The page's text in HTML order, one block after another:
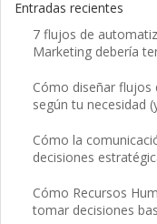
Entradas recientes
7 flujos de
Marketing debería
Cómo diseñar
según tu necesidad
Cómo la
decisiones
Cómo Recursos
tomar decisiones